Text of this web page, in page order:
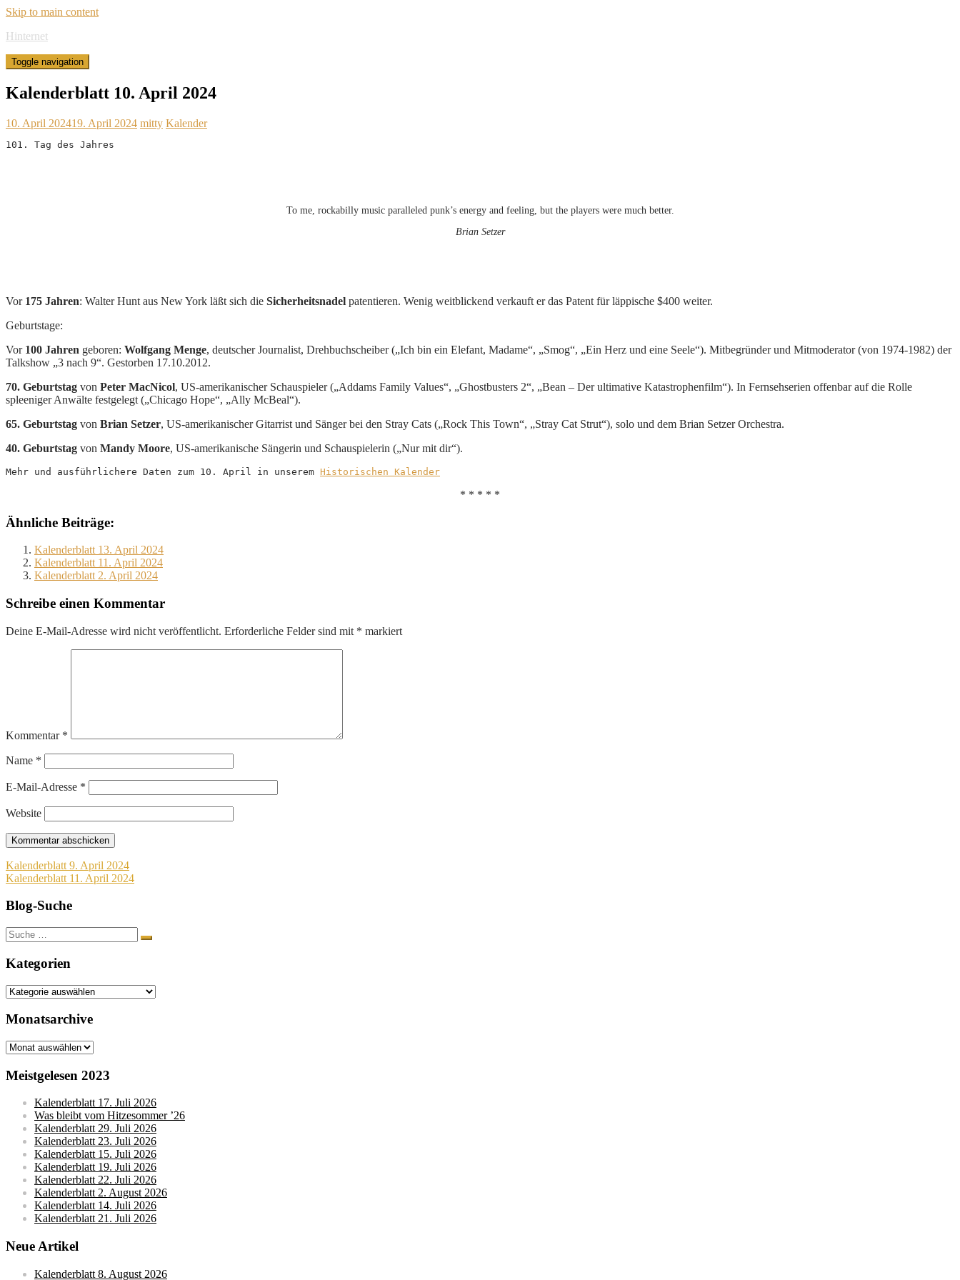
Skip to main content
Hinternet
Toggle navigation
Kalenderblatt 10. April 2024
10. April 202419. April 2024 mitty Kalender
101. Tag des Jahres
To me, rockabilly music paralleled punk’s energy and feeling, but the players were much better.
Brian Setzer
Vor 175 Jahren: Walter Hunt aus New York läßt sich die Sicherheitsnadel patentieren. Wenig weitblickend verkauft er das Patent für läppische $400 weiter.
Geburtstage:
Vor 100 Jahren geboren: Wolfgang Menge, deutscher Journalist, Drehbuchscheiber („Ich bin ein Elefant, Madame“, „Smog“, „Ein Herz und eine Seele“). Mitbegründer und Mitmoderator (von 1974-1982) der
Talkshow „3 nach 9“. Gestorben 17.10.2012.
70. Geburtstag von Peter MacNicol, US-amerikanischer Schauspieler („Addams Family Values“, „Ghostbusters 2“, „Bean – Der ultimative Katastrophenfilm“). In Fernsehserien offenbar auf die Rolle
spleeniger Anwälte festgelegt („Chicago Hope“, „Ally McBeal“).
65. Geburtstag von Brian Setzer, US-amerikanischer Gitarrist und Sänger bei den Stray Cats („Rock This Town“, „Stray Cat Strut“), solo und dem Brian Setzer Orchestra.
40. Geburtstag von Mandy Moore, US-amerikanische Sängerin und Schauspielerin („Nur mit dir“).
Mehr und ausführlichere Daten zum 10. April in unserem Historischen Kalender
* * * * *
Ähnliche Beiträge:
Kalenderblatt 13. April 2024
Kalenderblatt 11. April 2024
Kalenderblatt 2. April 2024
Schreibe einen Kommentar
Deine E-Mail-Adresse wird nicht veröffentlicht. Erforderliche Felder sind mit * markiert
Kommentar *
Name *
E-Mail-Adresse *
Website
Beitragsnavigation
Kalenderblatt 9. April 2024
Kalenderblatt 11. April 2024
Blog-Suche
Suche
nach:
Kategorien
Kategorien
Monatsarchive
Monatsarchive
Meistgelesen 2023
Kalenderblatt 17. Juli 2026
Was bleibt vom Hitzesommer ’26
Kalenderblatt 29. Juli 2026
Kalenderblatt 23. Juli 2026
Kalenderblatt 15. Juli 2026
Kalenderblatt 19. Juli 2026
Kalenderblatt 22. Juli 2026
Kalenderblatt 2. August 2026
Kalenderblatt 14. Juli 2026
Kalenderblatt 21. Juli 2026
Neue Artikel
Kalenderblatt 8. August 2026